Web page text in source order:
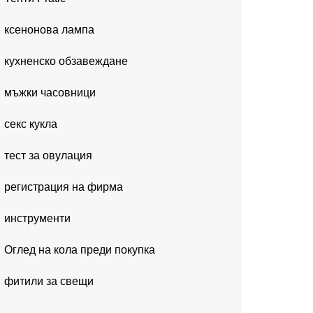
ксенонова лампа
кухненско обзавеждане
мъжки часовници
секс кукла
тест за овулация
регистрация на фирма
инструменти
Оглед на кола преди покупка
фитили за свещи